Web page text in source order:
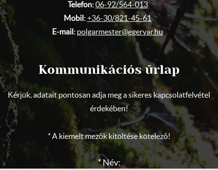
Telefon: 06-92/564-013
Mobil:+36-30/821-45-61
E-mail: polgarmester@egervar.hu
Kommunikációs űrlap
Kérjük, adatait pontosan adja meg a sikeres kapcsolatfelvétel
érdekében!
* A kiemelt mezők kitöltése kötelező!
* Név: